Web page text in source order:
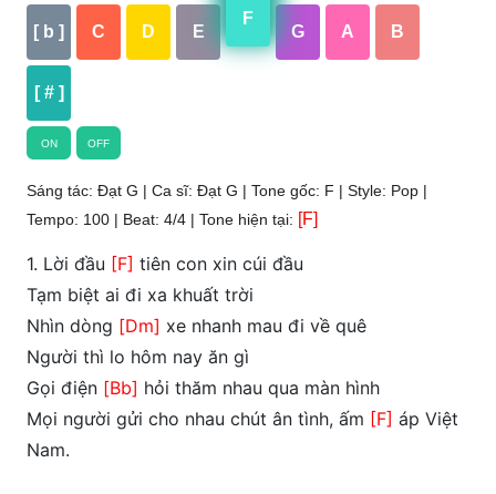
[ b ] C D E
F
G A B
[ # ]
ON OFF
Sáng tác: Đạt G | Ca sĩ: Đạt G | Tone gốc: F | Style: Pop |
Tempo: 100 | Beat: 4/4 | Tone hiện tại: [F]
1. Lời đầu [F] tiên con xin cúi đầu
Tạm biệt ai đi xa khuất trời
Nhìn dòng [Dm] xe nhanh mau đi về quê
Người thì lo hôm nay ăn gì
Gọi điện [Bb] hỏi thăm nhau qua màn hình
Mọi người gửi cho nhau chút ân tình, ấm [F] áp Việt
Nam.